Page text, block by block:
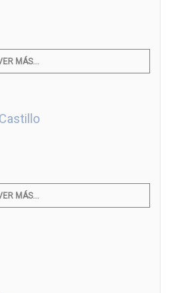
MÁS...
MÁS...